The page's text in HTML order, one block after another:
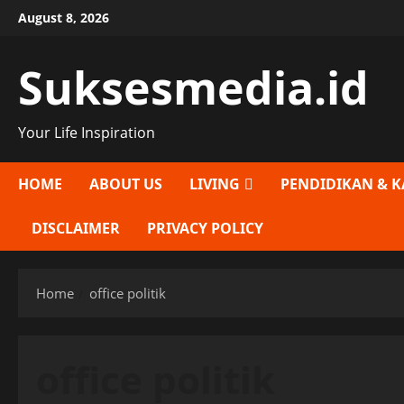
SkipAugust 8, 2026
Suksesmedia.id
Your Life Inspiration
HOME ABOUT US LIVING PENDIDIKAN &
DISCLAIMER PRIVACY POLICY
Home office politik